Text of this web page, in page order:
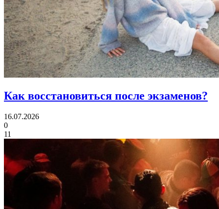
Как восстановиться после экзаменов?
16.07.2026
0
11